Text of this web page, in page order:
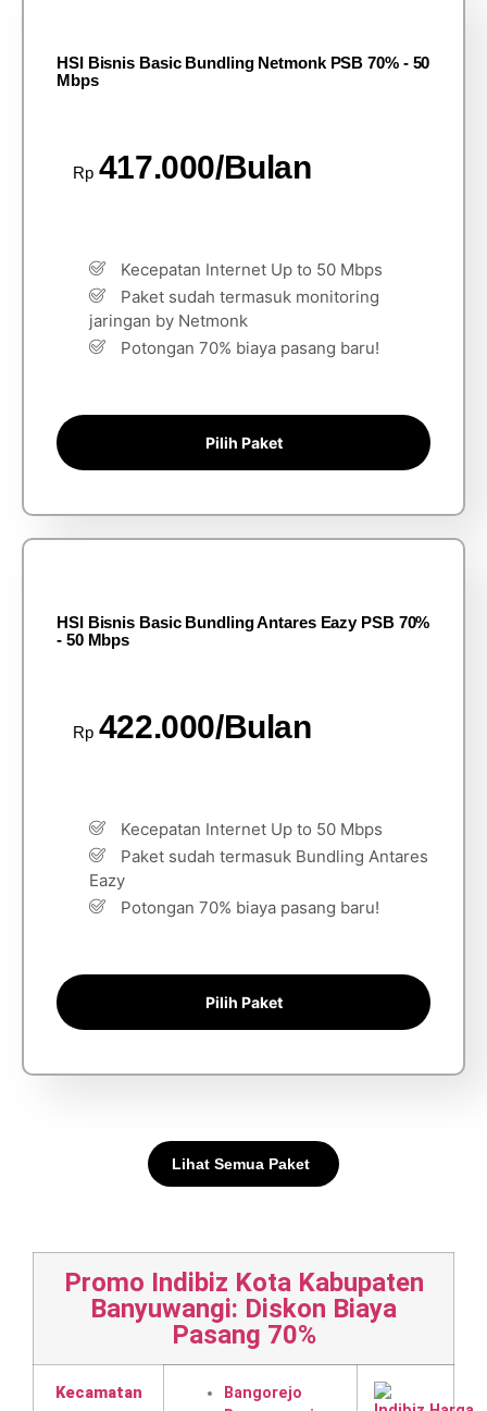
HSI Bisnis Basic Bundling Netmonk PSB 70% - 50
Mbps
Rp 417.000/Bulan
Kecepatan Internet Up to 50 Mbps
Paket sudah termasuk monitoring
jaringan by Netmonk
Potongan 70% biaya pasang baru!
Pilih Paket
HSI Bisnis Basic Bundling Antares Eazy PSB 70%
- 50 Mbps
Rp 422.000/Bulan
Kecepatan Internet Up to 50 Mbps
Paket sudah termasuk Bundling Antares
Eazy
Potongan 70% biaya pasang baru!
Pilih Paket
Lihat Semua Paket
Promo Indibiz Kota Kabupaten
Banyuwangi: Diskon Biaya
Pasang 70%
Kecamatan
Bangorejo